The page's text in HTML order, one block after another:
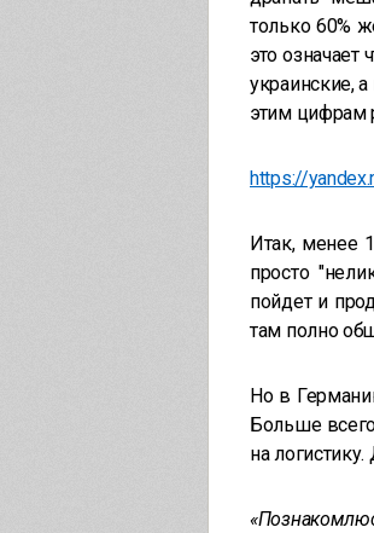
только 60%
это означает
украинские,
этим цифрам
https://
Итак, менее
просто
пойдет и
там полно
Но в
Больше
на